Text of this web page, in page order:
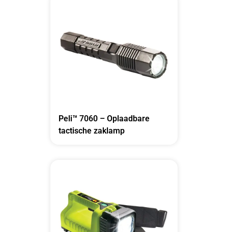
Peli™ 7060 – Oplaadbare
tactische zaklamp